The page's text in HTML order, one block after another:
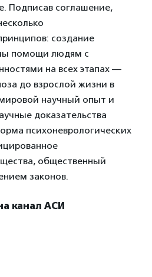
Подписав соглашение,
создание
помощи людям с
на всех этапах —
до взрослой жизни в
научный опыт и
доказательства
психоневрологических
общественный
законов.
канал АСИ